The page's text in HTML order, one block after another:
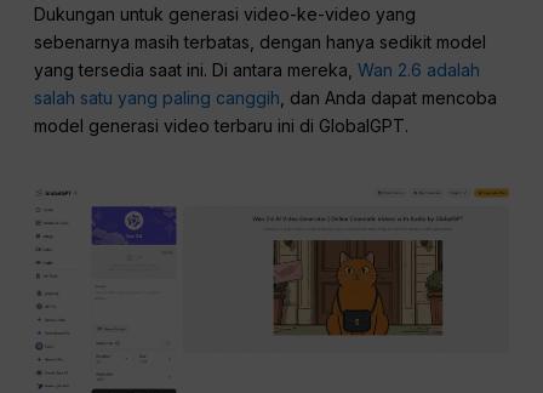
Dukungan untuk generasi video-ke-video yang
sebenarnya masih terbatas, dengan hanya sedikit model
yang tersedia saat ini. Di antara mereka,Wan 2.6 adalah
salah satu yang paling canggih , dan Anda dapat mencoba
model generasi video terbaru ini di GlobalGPT.